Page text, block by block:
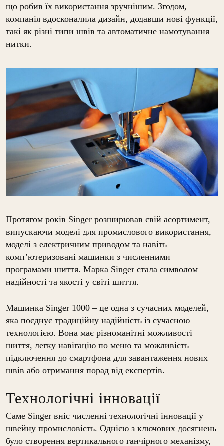
що робив їх використання зручнішим. Згодом,
компанія вдосконалила дизайн, додавши нові функції,
такі як різні типи швів та автоматичне намотування
нитки.
Протягом років Singer розширював свій асортимент,
випускаючи моделі для промислового використання,
моделі з електричним приводом та навіть
комп’ютеризовані машинки з численними
програмами шиття. Марка Singer стала символом
надійності та якості у світі шиття.
Машинка Singer 1000 – це одна з сучасних моделей,
яка поєднує традиційну надійність із сучасною
технологією. Вона має різноманітні можливості
шиття, легку навігацію по меню та можливість
підключення до смартфона для завантаження нових
швів або отримання порад від експертів.
Технологічні інновації
Саме Singer вніс численні технологічні інновації у
швейну промисловість. Однією з ключових досягнень
було створення вертикального ганчірного механізму,